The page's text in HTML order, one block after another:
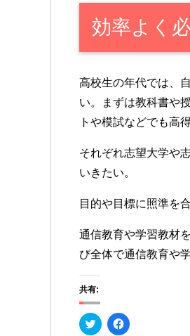
効率よく
高校生の年代では、
い。まずは教科書や
トや模試などでも高
それぞれ志望大学や
いきたい。
目的や目標に照準を
通信教育や学習教材
び全体で通信教育や
共有:
ク
リ
F
a